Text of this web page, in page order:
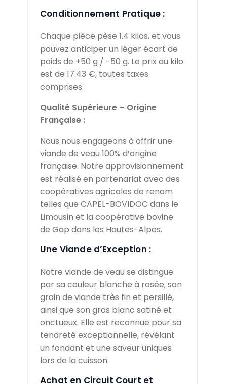
Conditionnement Pratique :
Chaque pièce pèse 1.4 kilos, et vous
pouvez anticiper un léger écart de
poids de +50 g / -50 g. Le prix au kilo
est de 17.43 €, toutes taxes
comprises.
Qualité Supérieure – Origine
Française :
Nous nous engageons à offrir une
viande de veau 100% d’origine
française. Notre approvisionnement
est réalisé en partenariat avec des
coopératives agricoles de renom
telles que CAPEL-BOVIDOC dans le
Limousin et la coopérative bovine
de Gap dans les Hautes-Alpes.
Une Viande d’Exception :
Notre viande de veau se distingue
par sa couleur blanche à rosée, son
grain de viande très fin et persillé,
ainsi que son gras blanc satiné et
onctueux. Elle est reconnue pour sa
tendreté exceptionnelle, révélant
un fondant et une saveur uniques
lors de la cuisson.
Achat en Circuit Court et